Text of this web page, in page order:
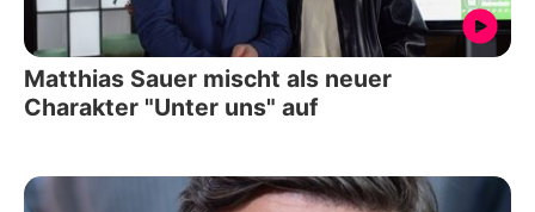
Matthias Sauer mischt als neuer
Charakter "Unter uns" auf